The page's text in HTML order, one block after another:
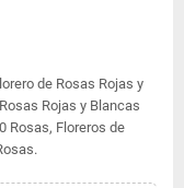
de Rosas Rojas y
Rojas y Blancas
Rosas, Floreros de